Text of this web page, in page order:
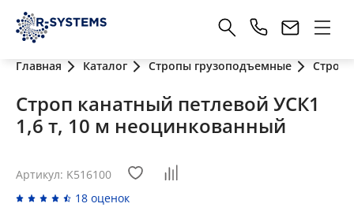
Главная Каталог Стропы грузоподъемные
Строп канатный петлевой УСК1
1,6 т, 10 м неоцинкованный
Артикул: K516100
18 оценок